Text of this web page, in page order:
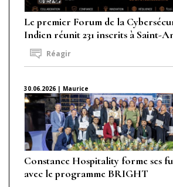
Le premier Forum de la
Indien réunit 231 inscrits à Saint-
Réagir
30.06.2026 | Maurice
Constance Hospitality forme ses
avec le programme BRIGHT